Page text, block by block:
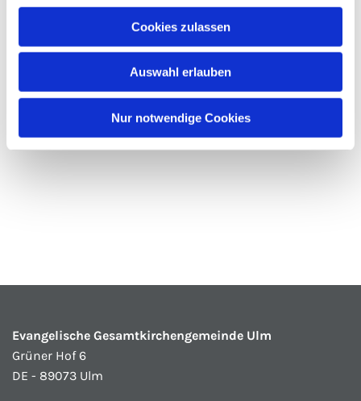
Cookies zulassen
Auswahl erlauben
Nur notwendige Cookies
Evangelische Gesamtkirchengemeinde Ulm
Grüner Hof 6
DE - 89073 Ulm